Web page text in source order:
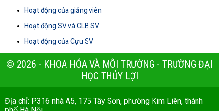
Hoạt động của giảng viên
Hoạt động SV và CLB SV
Hoạt động của Cựu SV
© 2026 - KHOA HÓA VÀ MÔI TRƯỜNG - TRƯỜNG ĐẠI
HỌC THỦY LỢI
Địa chỉ: P316 nhà A5, 175 Tây Sơn, phường Kim Liên, thành